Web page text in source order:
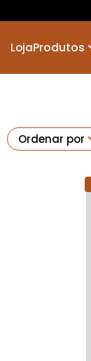
LojaProdutos
Ordenar por